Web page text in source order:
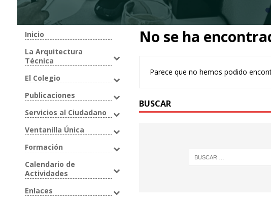
No se ha
Parece que no hemos podido
BUSCAR
Inicio
La Arquitectura
Técnica
El Colegio
Publicaciones
Servicios al Ciudadano
Ventanilla Única
Formación
Calendario de
Actividades
Enlaces